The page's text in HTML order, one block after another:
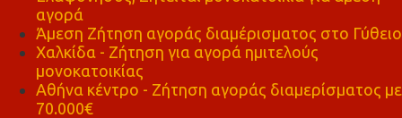
αγορά
Άμεση Ζήτηση αγοράς διαμέρισματος στο Γύθειο
Χαλκίδα - Ζήτηση για αγορά ημιτελούς
μονοκατοικίας
Αθήνα κέντρο - Ζήτηση αγοράς διαμερίσματος με
70.000€